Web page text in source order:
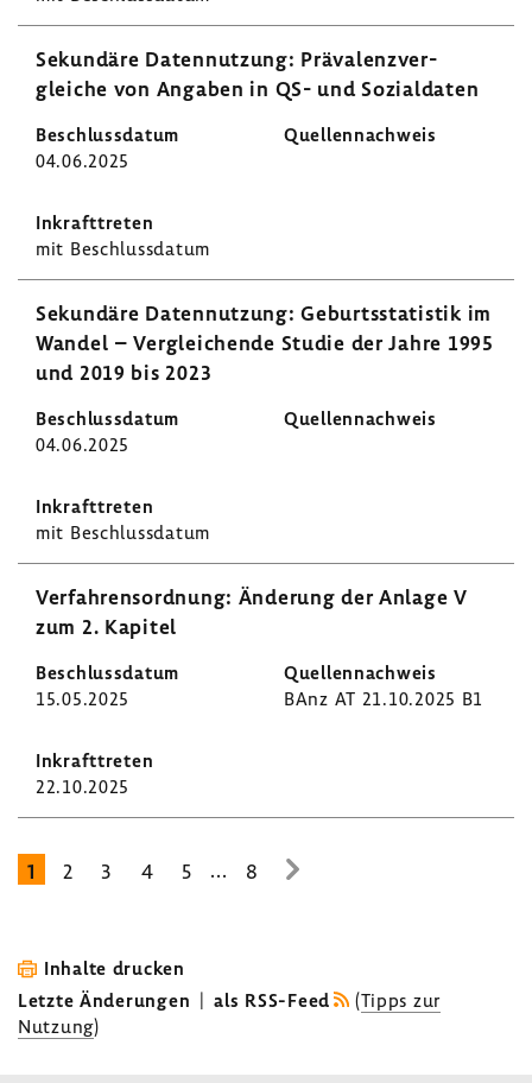
Sekun­däre Daten­nut­zung: Präva­lenz­ver­
gleiche von Angaben in QS- und Sozi­al­daten
04.06.2025
mit Beschluss­datum
Sekun­däre Daten­nut­zung: Geburts­sta­tistik im
Wandel – Verglei­chende Studie der Jahre 1995
und 2019 bis 2023
04.06.2025
mit Beschluss­datum
Verfah­rens­ord­nung: Ände­rung der Anlage V
zum 2. Kapitel
15.05.2025 BAnz AT 21.10.2025 B1
22.10.2025
1 2 3 4 5 ... 8
zur
Inhalte drucken
Letzte Änderungen | als RSS-Feed (Tipps zur
Nutzung)